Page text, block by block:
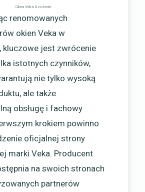
Okna Veka Szczecin
renomowanych
okien Veka w
kluczowe jest zwrócenie
istotnych czynników,
nie tylko wysoką
ale także
obsługę i fachowy
krokiem powinno
oficjalnej strony
marki Veka. Producent
na swoich stronach
partnerów